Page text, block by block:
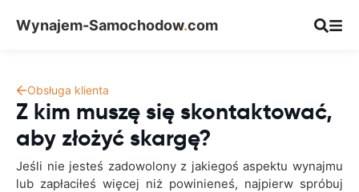
Wynajem-Samochodow.com
Obsługa klienta
Z kim muszę się skontaktować,
aby złożyć skargę?
Jeśli nie jesteś zadowolony z jakiegoś aspektu wynajmu
lub zapłaciłeś więcej niż powinieneś, najpierw spróbuj